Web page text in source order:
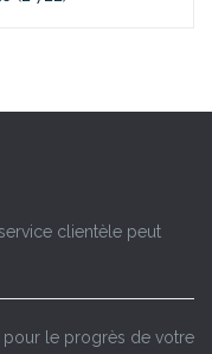
clientèle peut
pour le progrès de votre